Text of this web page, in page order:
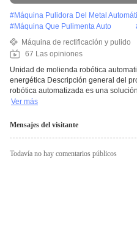
#Máquina Pulidora Del Metal
#Máquina Que Pulimenta Auto
Máquina de rectificación y pulido
67 Las opiniones
Unidad de molienda robótica
energética Descripción general del
robótica automatizada es una
Ver más
Mensajes del visitante
Todavía no hay comentarios públicos